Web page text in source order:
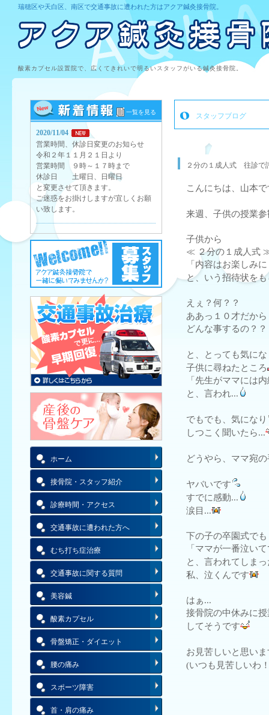
瑞穂区や天白区、南区で交通事故に遭われた方はアクア鍼灸接骨院。
酸素カプセル設置院で、広くてきれいで明るいスタッフがいる鍼灸接骨院。
スタッフブログ
２分の１成人式 往診で
こんにちは、山本で
来週、子供の授業
子供から
≪ ２分の１成人式
「内容はお楽しみ
と、いう招待状を
えぇ？何？？
ああっ１０才だか
どんな事するの？？
と、とっても気にな
子供に尋ねたところ
「先生がママには
と、言われ...
でもでも、気になり
しつこく聞いたら...
どうやら、ママ宛
ヤバいです
すでに感動...
涙目...
下の子の卒園式でも
「ママが一番泣い
と、言われてしま
私、泣くんです
はぁ...
接骨院の中休みに
してそうです
お見苦しいと思い
(いつも見苦しいわ
一覧を見る
2020/11/04
営業時間、休診日変更のお知らせ
令和２年１１月２１日より
営業時間 ９時～１７時まで
休診日 土曜日、日曜日
と変更させて頂きます。
ご迷惑をお掛けしますが宜しくお願
い致します。
ホーム
接骨院・スタッフ紹介
診療時間・アクセス
交通事故に遭われた方へ
むち打ち症治療
交通事故に関する質問
美容鍼
酸素カプセル
骨盤矯正・ダイエット
腰の痛み
スポーツ障害
首・肩の痛み